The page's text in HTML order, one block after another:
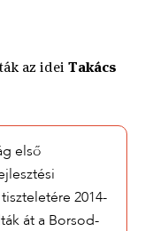
az idei Takács
első
2014-
át a Borsod-